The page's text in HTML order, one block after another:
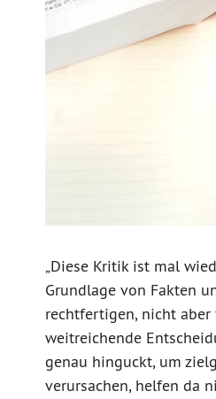
„Diese Kritik ist mal
Grundlage von Fakten
rechtfertigen, nicht aber
weitreichende
genau hinguckt, um
verursachen, helfen da